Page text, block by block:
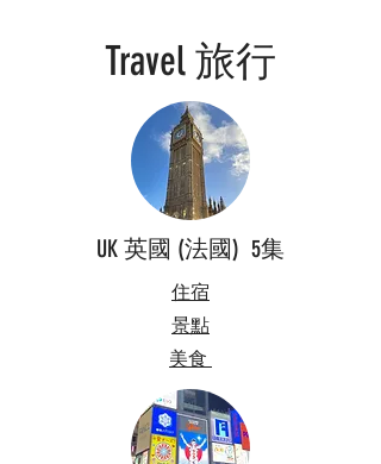
Travel 旅行
UK 英國 (法國) 5集
住宿
景點
​美食